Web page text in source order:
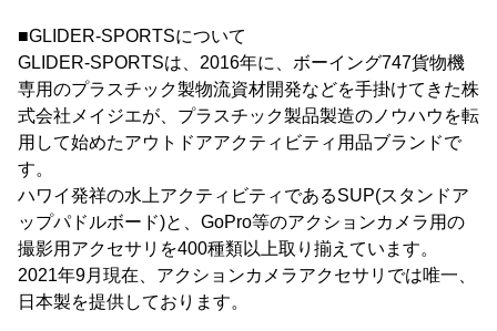
■GLIDER-SPORTSについて
GLIDER-SPORTSは、2016年に、ボーイング747貨物機
専用のプラスチック製物流資材開発などを手掛けてきた株
式会社メイジエが、プラスチック製品製造のノウハウを転
用して始めたアウトドアアクティビティ用品ブランドで
す。
ハワイ発祥の水上アクティビティであるSUP(スタンドア
ップパドルボード)と、GoPro等のアクションカメラ用の
撮影用アクセサリを400種類以上取り揃えています。
2021年9月現在、アクションカメラアクセサリでは唯一、
日本製を提供しております。